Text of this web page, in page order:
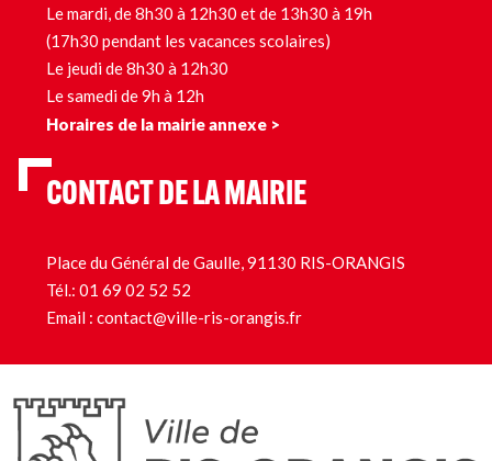
Le mardi, de 8h30 à 12h30 et de 13h30 à 19h
(17h30 pendant les vacances scolaires)
Le jeudi de 8h30 à 12h30
Le samedi de 9h à 12h
Horaires de la mairie annexe >
CONTACT DE LA MAIRIE
Place du Général de Gaulle, 91130 RIS-ORANGIS
Tél.: 01 69 02 52 52
Email : contact@ville-ris-orangis.fr